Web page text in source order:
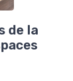
de la